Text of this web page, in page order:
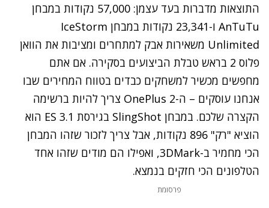
התוצאות מדברות בעד עצמן: 57,000 נקודות במבחן
AnTuTu ו-23,341 נקודות במבחן IceStorm
Unlimited משאירות אבק למתחרים ומציבות את הוואן
פלוס 2 בראש טבלת הביצועים בסקירה. אם אתם
מחפשים מכשיר למשחקים כבדים בטווח המחירים שבו
אנחנו עוסקים – ה-OnePlus 2 צריך להיות ברשימה
הקצרה שלכם. במבחן SlingShot בגירסת ES 3.1 הוא
הוציא "רק" 896 נקודות, אבל צריך לזכור שזהו המבחן
הכי מחמיר ב-3DMark, ואפילו הם מודים שזהו אחד
הטלפונים הכי חזקים בנמצא.
פרסומת